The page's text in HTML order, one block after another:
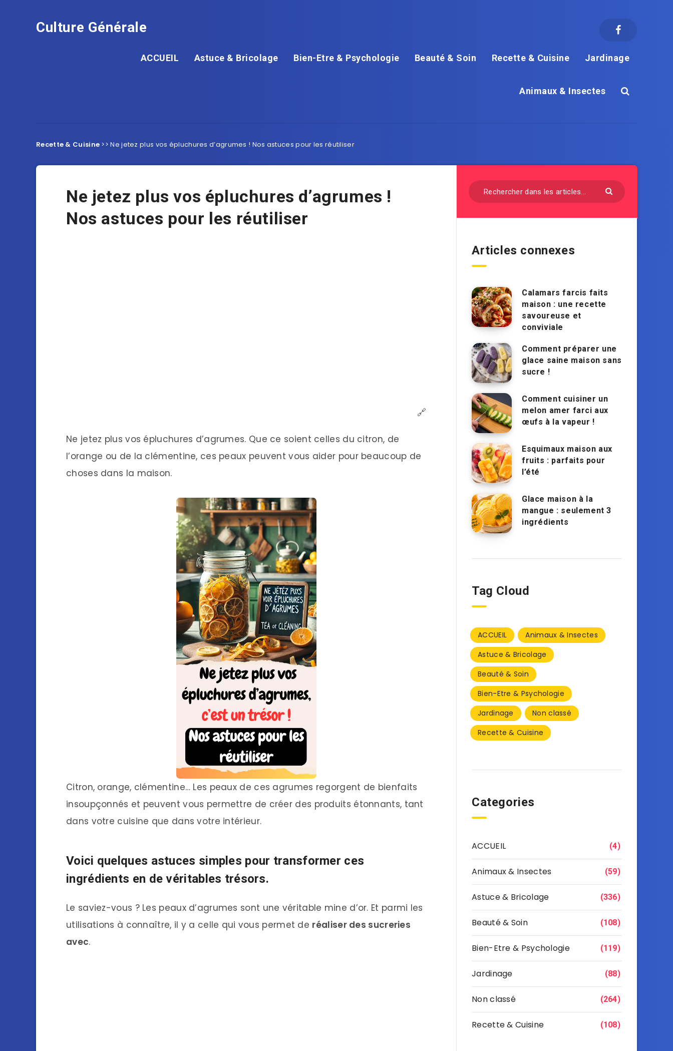
Culture Générale
ACCUEIL Astuce & Bricolage Bien-Etre & Psychologie Beauté & Soin Recette & Cuisine Jardinage
Animaux & Insectes
Recette & Cuisine >>Ne jetez plus vos épluchures d’agrumes ! Nos astuces pour les réutiliser
Ne jetez plus vos épluchures d’agrumes !
Nos astuces pour les réutiliser
🔗
Ne jetez plus vos épluchures d’agrumes. Que ce soient celles du citron, de
l’orange ou de la clémentine, ces peaux peuvent vous aider pour beaucoup de
choses dans la maison.
Citron, orange, clémentine… Les peaux de ces agrumes regorgent de bienfaits
insoupçonnés et peuvent vous permettre de créer des produits étonnants, tant
dans votre cuisine que dans votre intérieur.
Voici quelques astuces simples pour transformer ces
ingrédients en de véritables trésors.
Le saviez-vous ? Les peaux d’agrumes sont une véritable mine d’or. Et parmi les
utilisations à connaître, il y a celle qui vous permet de réaliser des sucreries
avec.
Articles connexes
Calamars farcis faits
maison : une recette
savoureuse et
conviviale
Comment préparer une
glace saine maison sans
sucre !
Comment cuisiner un
melon amer farci aux
œufs à la vapeur !
Esquimaux maison aux
fruits : parfaits pour
l’été
Glace maison à la
mangue : seulement 3
ingrédients
Tag Cloud
ACCUEIL
Animaux & Insectes
Astuce & Bricolage
Beauté & Soin
Bien-Etre & Psychologie
Jardinage
Non classé
Recette & Cuisine
Categories
ACCUEIL (4)
Animaux & Insectes (59)
Astuce & Bricolage (336)
Beauté & Soin (108)
Bien-Etre & Psychologie (119)
Jardinage (88)
Non classé (264)
Recette & Cuisine (108)